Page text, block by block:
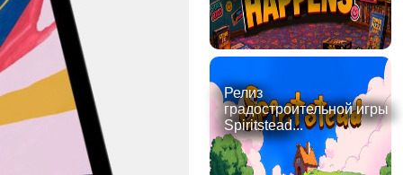
Релиз
градостроительной игры
Spiritstead...